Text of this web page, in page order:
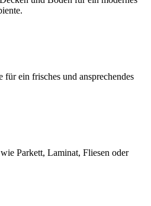
für ein frisches und ansprechendes
Parkett, Laminat, Fliesen oder